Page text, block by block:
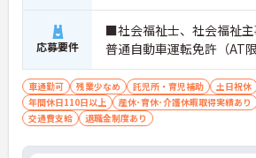
応募要件
■社会福祉士、社会福祉主
普通自動車運転免許（AT限
車通勤可 残業少なめ 託児所・育児補助 土日祝休
年間休日110日以上
産休･育休･介護休暇取得実績あり
交通費支給
退職金制度あり